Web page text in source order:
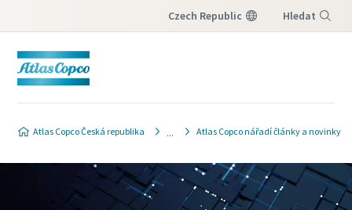
Czech Republic Hledat
Atlas Copco Česká republika Atlas Copco nářadí články a novinky